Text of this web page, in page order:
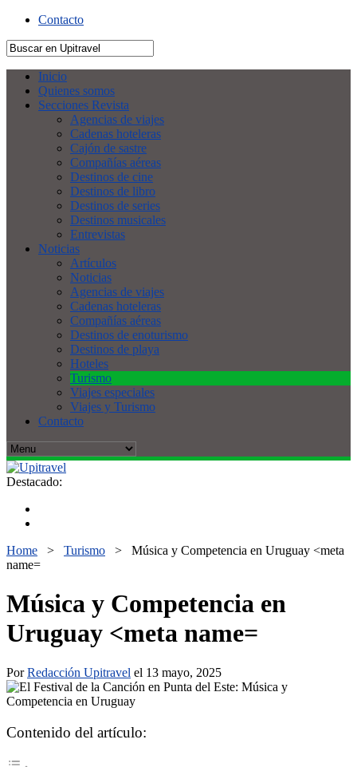
Contacto
Inicio
Quienes somos
Secciones Revista
Agencias de viajes
Cadenas hoteleras
Cajón de sastre
Compañías aéreas
Destinos de cine
Destinos de libro
Destinos de series
Destinos musicales
Entrevistas
Noticias
Artículos
Noticias
Agencias de viajes
Cadenas hoteleras
Compañías aéreas
Destinos de enoturismo
Destinos de playa
Hoteles
Turismo
Viajes especiales
Viajes y Turismo
Contacto
Destacado:
Home > Turismo > Música y Competencia en Uruguay <meta
name=
Música y Competencia en
Uruguay <meta name=
PorRedacción Upitravel el 13 mayo, 2025
Contenido del artículo: